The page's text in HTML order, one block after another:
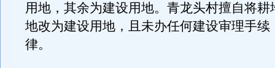
用地，其余为建设用地。青龙头村擅自将耕
地改为建设用地，且未办任何建设审理手续
律。